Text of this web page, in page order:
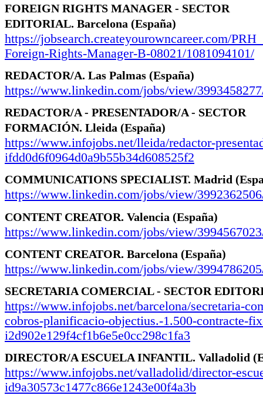
FOREIGN RIGHTS MANAGER - SECTOR
EDITORIAL. Barcelona (España)
https://jobsearch.createyourowncareer.com/
Foreign-Rights-Manager-B-08021/1081094101/
REDACTOR/A. Las Palmas (España)
https://www.linkedin.com/jobs/view/
REDACTOR/A - PRESENTADOR/A - SECTOR
FORMACIÓN. Lleida (España)
https://www.infojobs.net/lleida/redactor-
ifdd0d6f0964d0a9b55b34d608525f2
COMMUNICATIONS SPECIALIST. Madrid
https://www.linkedin.com/jobs/view/
CONTENT CREATOR. Valencia (España)
https://www.linkedin.com/jobs/view/
CONTENT CREATOR. Barcelona (España)
https://www.linkedin.com/jobs/view/
SECRETARIA COMERCIAL - SECTOR
https://www.infojobs.net/barcelona/secretaria-
cobros-planificacio-objectius.-1.500-contracte-
i2d902e129f4cf1b6e5e0cc298c1fa3
DIRECTOR/A ESCUELA INFANTIL. Valladolid
https://www.infojobs.net/valladolid/director-
id9a30573c1477c866e1243e00f4a3b